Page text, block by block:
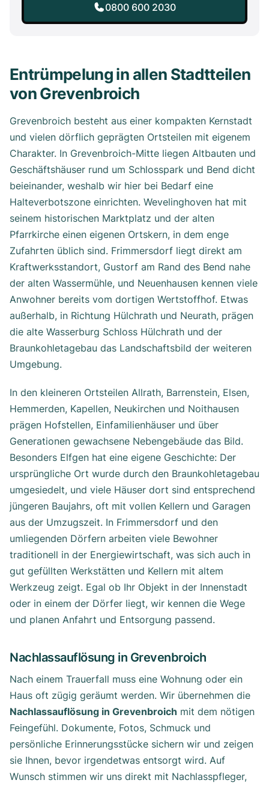
0800 600 2030
Entrümpelung in allen Stadtteilen
von Grevenbroich
Grevenbroich besteht aus einer kompakten Kernstadt
und vielen dörflich geprägten Ortsteilen mit eigenem
Charakter. In Grevenbroich-Mitte liegen Altbauten und
Geschäftshäuser rund um Schlosspark und Bend dicht
beieinander, weshalb wir hier bei Bedarf eine
Halteverbotszone einrichten. Wevelinghoven hat mit
seinem historischen Marktplatz und der alten
Pfarrkirche einen eigenen Ortskern, in dem enge
Zufahrten üblich sind. Frimmersdorf liegt direkt am
Kraftwerksstandort, Gustorf am Rand des Bend nahe
der alten Wassermühle, und Neuenhausen kennen viele
Anwohner bereits vom dortigen Wertstoffhof. Etwas
außerhalb, in Richtung Hülchrath und Neurath, prägen
die alte Wasserburg Schloss Hülchrath und der
Braunkohletagebau das Landschaftsbild der weiteren
Umgebung.
In den kleineren Ortsteilen Allrath, Barrenstein, Elsen,
Hemmerden, Kapellen, Neukirchen und Noithausen
prägen Hofstellen, Einfamilienhäuser und über
Generationen gewachsene Nebengebäude das Bild.
Besonders Elfgen hat eine eigene Geschichte: Der
ursprüngliche Ort wurde durch den Braunkohletagebau
umgesiedelt, und viele Häuser dort sind entsprechend
jüngeren Baujahrs, oft mit vollen Kellern und Garagen
aus der Umzugszeit. In Frimmersdorf und den
umliegenden Dörfern arbeiten viele Bewohner
traditionell in der Energiewirtschaft, was sich auch in
gut gefüllten Werkstätten und Kellern mit altem
Werkzeug zeigt. Egal ob Ihr Objekt in der Innenstadt
oder in einem der Dörfer liegt, wir kennen die Wege
und planen Anfahrt und Entsorgung passend.
Nachlassauflösung in Grevenbroich
Nach einem Trauerfall muss eine Wohnung oder ein
Haus oft zügig geräumt werden. Wir übernehmen die
Nachlassauflösung in Grevenbroich mit dem nötigen
Feingefühl. Dokumente, Fotos, Schmuck und
persönliche Erinnerungsstücke sichern wir und zeigen
sie Ihnen, bevor irgendetwas entsorgt wird. Auf
Wunsch stimmen wir uns direkt mit Nachlasspfleger,